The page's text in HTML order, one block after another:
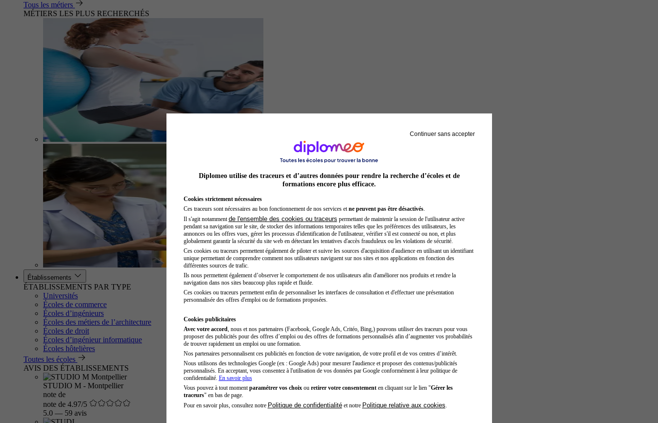
Tous les métiers
MÉTIERS LES PLUS RECHERCHÉS
Kinésithérapeute sportif
Établissements
ÉTABLISSEMENTS PAR TYPE
Universités
Écoles de commerce
Écoles d’ingénieurs
Écoles des métiers de l’architecture
Écoles de droit
Écoles d’ingénieur informatique
Écoles hôtelières
Toutes les écoles
AVIS DES ÉTABLISSEMENTS
STUDIO M - Montpellier
note de
note de 4.97/5
5.0 — 59 avis
Continuer sans accepter
Diplomeo utilise des traceurs et d’autres données pour rendre la recherche d’écoles et de
formations encore plus efficace.
Cookies strictement nécessaires
Ces traceurs sont nécessaires au bon fonctionnement de nos services et ne peuvent pas être désactivés.
Il s'agit notamment de l'ensemble des cookies ou traceurs permettant de maintenir la session de l'utilisateur active
pendant sa navigation sur le site, de stocker des informations temporaires telles que les préférences des utilisateurs, les
annonces ou les offres vues, gérer les processus d'identification de l'utilisateur, vérifier s'il est connecté ou non, et plus
globalement garantir la sécurité du site web en détectant les tentatives d'accès frauduleux ou les violations de sécurité.
Ces cookies ou traceurs permettent également de piloter et suivre les sources d'acquisition d'audience en utilisant un identifiant
unique permettant de comprendre comment nos utilisateurs naviguent sur nos sites et nos applications en fonction des
différentes sources de trafic.
Ils nous permettent également d’observer le comportement de nos utilisateurs afin d'améliorer nos produits et rendre la
navigation dans nos sites beaucoup plus rapide et fluide.
Ces cookies ou traceurs permettent enfin de personnaliser les interfaces de consultation et d'effectuer une présentation
personnalisée des offres d'emploi ou de formations proposées.
Cookies publicitaires
Avec votre accord , nous et nos partenaires (Facebook, Google Ads, Critéo, Bing,) pouvons utiliser des traceurs pour vous
proposer des publicités pour des offres d’emploi ou des offres de formations personnalisés afin d’augmenter vos probabilités
de trouver rapidement un emploi ou une formation.
Nos partenaires personnalisent ces publicités en fonction de votre navigation, de votre profil et de vos centres d’intérêt.
Nous utilisons des technologies Google (ex : Google Ads) pour mesurer l'audience et proposer des contenus/publicités
personnalisés. En acceptant, vous consentez à l'utilisation de vos données par Google conformément à leur politique de
confidentialité. En savoir plus
Vous pouvez à tout moment paramétrer vos choixou retirer votre consentementen cliquant sur le lien "Gérer les
traceurs" en bas de page.
Pour en savoir plus, consultez notre Politique de confidentialitéet notre Politique relative aux cookies